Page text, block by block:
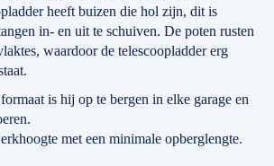
heeft buizen die hol zijn, dit is
in- en uit te schuiven. De poten rusten
waardoor de telescoopladder erg
is hij op te bergen in elke garage en
met een minimale opberglengte.